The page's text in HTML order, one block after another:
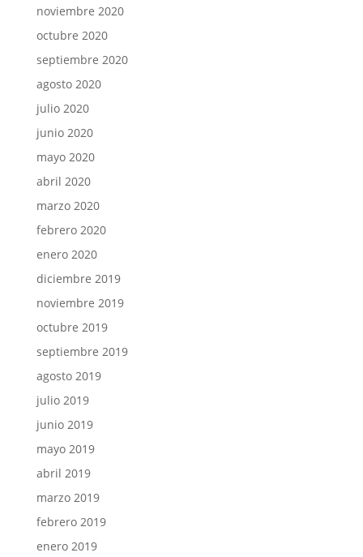
noviembre 2020
octubre 2020
septiembre 2020
agosto 2020
julio 2020
junio 2020
mayo 2020
abril 2020
marzo 2020
febrero 2020
enero 2020
diciembre 2019
noviembre 2019
octubre 2019
septiembre 2019
agosto 2019
julio 2019
junio 2019
mayo 2019
abril 2019
marzo 2019
febrero 2019
enero 2019